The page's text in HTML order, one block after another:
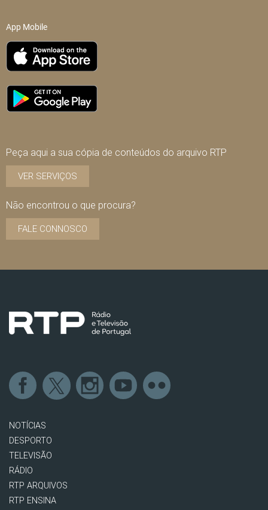
App Mobile
Peça aqui a sua cópia de conteúdos do arquivo RTP
VER SERVIÇOS
Não encontrou o que procura?
FALE CONNOSCO
NOTÍCIAS
DESPORTO
TELEVISÃO
RÁDIO
RTP ARQUIVOS
RTP ENSINA